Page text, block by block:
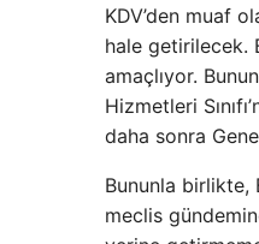
KDV’den muaf
hale getirilecek.
amaçlıyor.
Hizmetleri
daha sonra
Bununla birlikte,
meclis